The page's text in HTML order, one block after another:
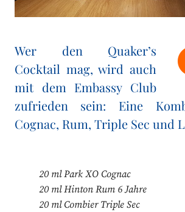
Wer den Quaker’s
Cocktail mag, wird auch
mit dem Embassy Club
zufrieden sein: Eine
Cognac, Rum, Triple Sec und
20 ml Park XO Cognac
20 ml Hinton Rum 6 Jahre
20 ml Combier Triple Sec